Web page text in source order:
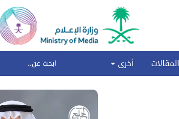
المقالات أخرى